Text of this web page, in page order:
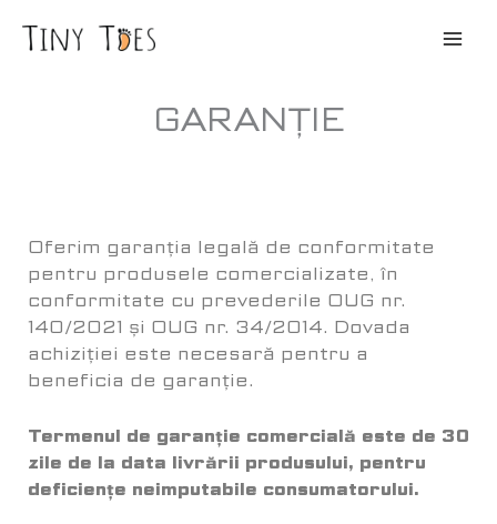
GARANȚIE
Oferim garanția legală de conformitate
pentru produsele comercializate, în
conformitate cu prevederile OUG nr.
140/2021 și OUG nr. 34/2014. Dovada
achiziției este necesară pentru a
beneficia de garanție.
Termenul de garanție comercială este de 30
zile de la data livrării produsului, pentru
deficiențe neimputabile consumatorului.